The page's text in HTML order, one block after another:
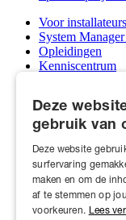
Voor installateurs
System
Opleidingen
Kenniscentrum
Groothandels
Word installateur
Over ons
Qbus en scholen
Realisaties
Nieuws
Jobs
Deze
gebruik van
Deze website
surfervaring
maken en om de
af te stemmen op
voorkeuren. Lees